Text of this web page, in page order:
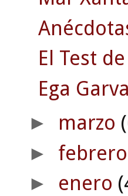
El Test
Ega
► marzo
► febrero
► enero